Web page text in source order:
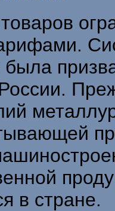
была
в стране.